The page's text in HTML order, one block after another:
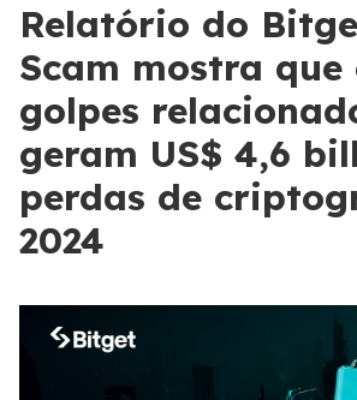
Relatório do
Scam mostra que
golpes
geram US$ 4,6
perdas de
2024